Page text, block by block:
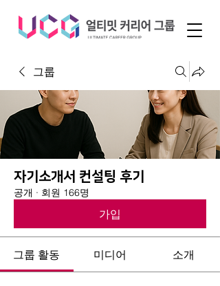
그룹
자기소개서 컨설팅 후기
공개 · 회원 166명
가입
그룹 활동 미디어 소개